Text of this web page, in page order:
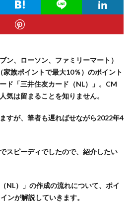
ン、ローソン、ファミリーマート）
家族ポイントで最大10％）のポイント
ド「三井住友カード（NL）」。CM
気は留まることを知りません。
すが、筆者も遅ればせながら2022年4
スピーディでしたので、紹介したい
NL）」の作成の流れについて、ポイ
ンが解説していきます。